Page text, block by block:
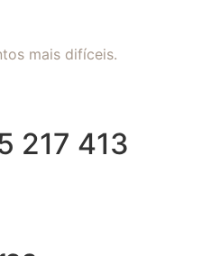
mais difíceis.
217 413